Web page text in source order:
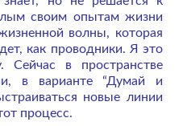
своим опытам жизни
волны, которая
как проводники. Я это
в пространстве
в варианте “Думай и
новые линии
процесс.